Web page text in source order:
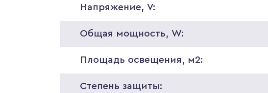
Напряжение, V:
Общая мощность, W:
Площадь освещения, м2:
Степень защиты: